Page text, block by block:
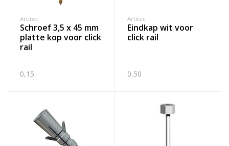
Artitec
schroef 3,5 x 45 mm
platte kop voor click
rail
0,15
Artitec
eindkap wit voor
click rail
0,50